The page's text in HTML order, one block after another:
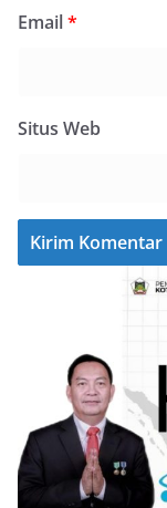
Email*
Situs Web